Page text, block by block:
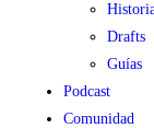
Drafts
Guías
Podcast
Comunidad